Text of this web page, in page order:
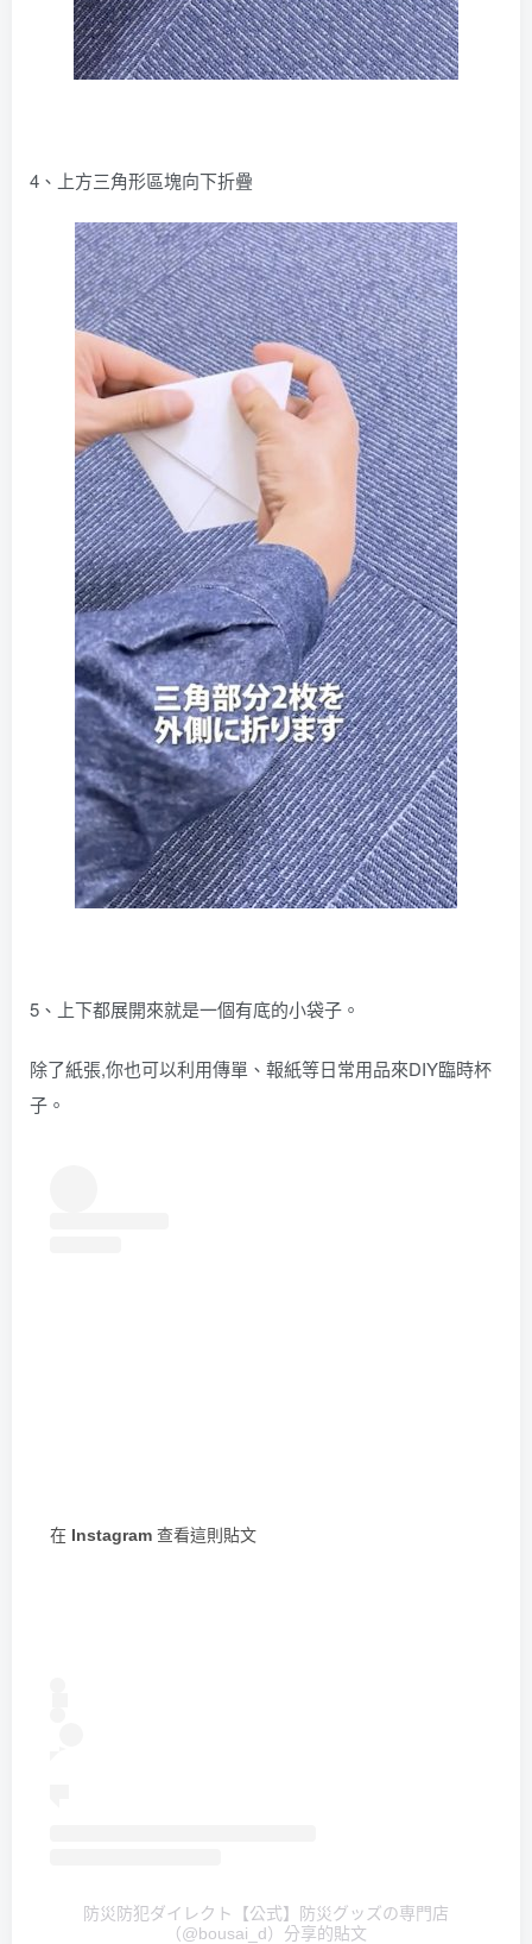
4、上方三角形區塊向下折疊
5、上下都展開來就是一個有底的小袋子。
除了紙張,你也可以利用傳單、報紙等日常用品來DIY臨時杯
子。
在 Instagram 查看這則貼文
防災防犯ダイレクト【公式】防災グッズの専門店
（@bousai_d）分享的貼文